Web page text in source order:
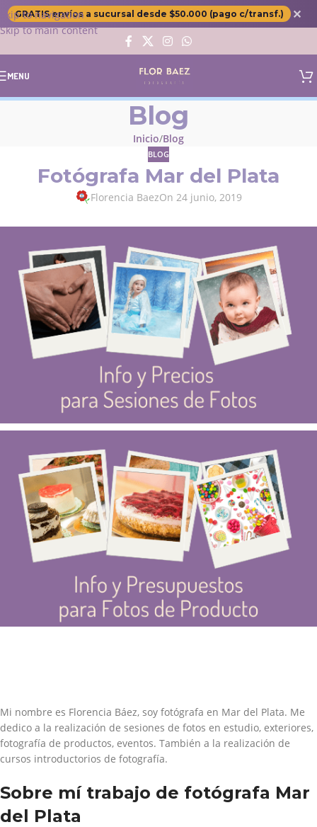
Skip to navigation
Skip to main content
GRATIS envíos a sucursal desde $50.000 (pago c/transf.) ✕
MENU
Blog
Inicio Blog
BLOG
Fotógrafa Mar del Plata
Florencia BaezOn 24 junio, 2019
Mi nombre es Florencia Báez, soy fotógrafa en Mar del Plata. Me
dedico a la realización de sesiones de fotos en estudio, exteriores,
fotografía de productos, eventos. También a la realización de
cursos introductorios de fotografía.
Sobre mí trabajo de fotógrafa Mar
del Plata